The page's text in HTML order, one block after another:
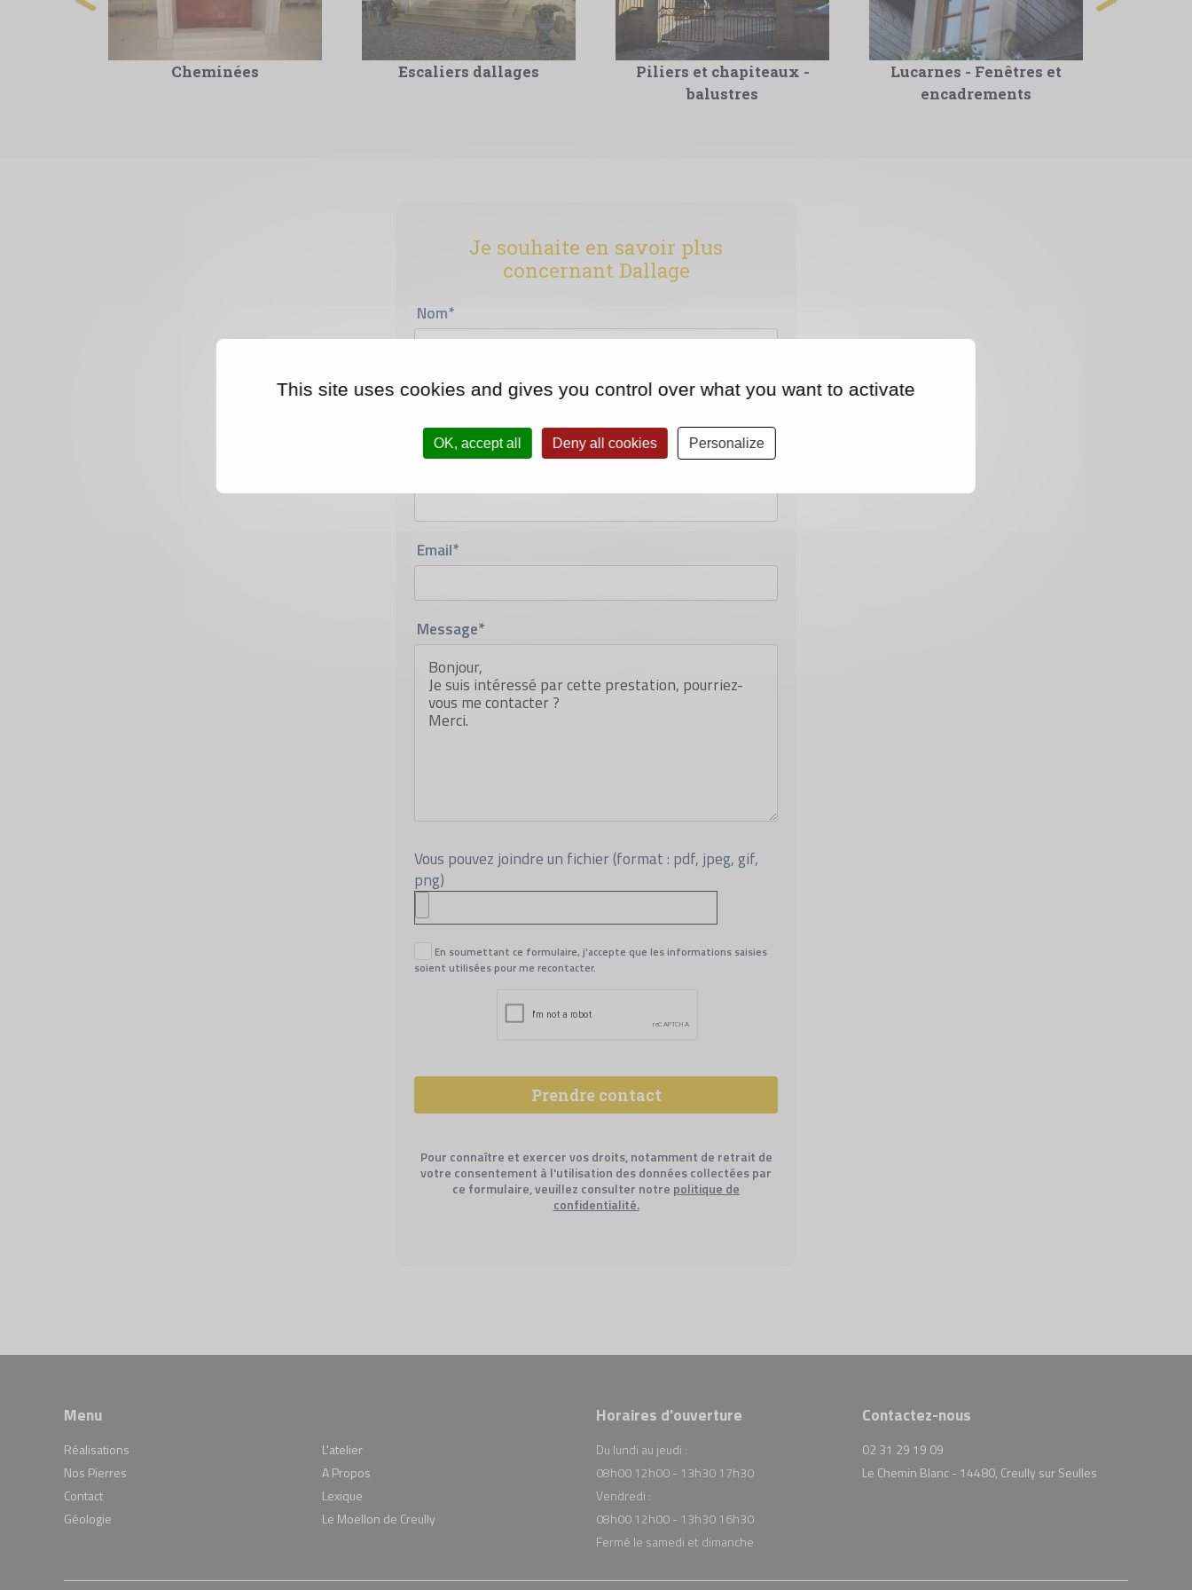
Cheminées Escaliers dallages
Piliers et chapiteaux -
balustres
Lucarnes - Fenêtres et
encadrements
Je souhaite en savoir plus
concernant Dallage
Nom*
Prénom*
Email*
Message*
Vous pouvez joindre un fichier (format : pdf, jpeg, gif,
png)
En soumettant ce formulaire, j'accepte que les informations saisies
soient utilisées pour me recontacter.
Pour connaître et exercer vos droits, notamment de retrait de
votre consentement à l'utilisation des données collectées par
ce formulaire, veuillez consulter notre politique de
confidentialité.
Menu
Réalisations
L'atelier
Nos Pierres
A Propos
Contact
Lexique
Géologie
Le Moellon de Creully
Horaires d'ouverture
Du lundi au jeudi :
08h00 12h00 - 13h30 17h30
Vendredi :
08h00 12h00 - 13h30 16h30
Fermé le samedi et dimanche
Contactez-nous
02 31 29 19 09
Le Chemin Blanc - 14480, Creully sur Seulles
This site uses cookies and gives you control over what you want to activate
OK, accept all Deny all cookies Personalize